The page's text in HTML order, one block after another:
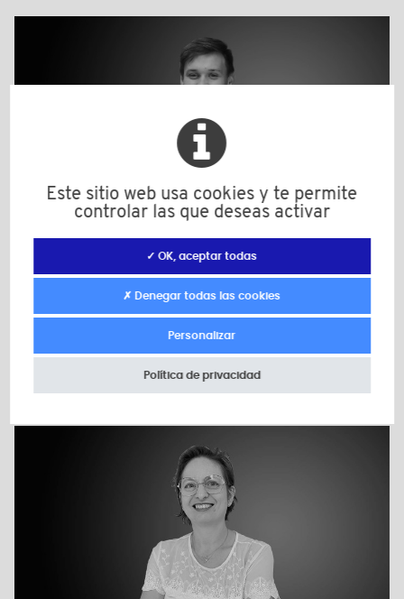
Eliott Delannoy
+33 (0)4 28 61 01 18
Eliott.delannoy@bulte.com
Este sitio web usa cookies y te permite
controlar las que deseas activar
✓ OK, aceptar todas
✗ Denegar todas las cookies
Personalizar
Política de privacidad